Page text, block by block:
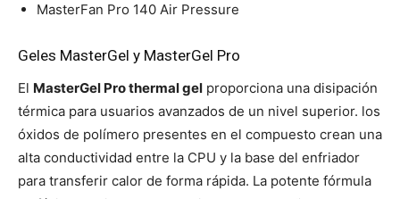
MasterFan Pro 140 Air Pressure
Geles MasterGel y MasterGel Pro
El MasterGel Pro thermal gel proporciona una disipación
térmica para usuarios avanzados de un nivel superior. los
óxidos de polímero presentes en el compuesto crean una
alta conductividad entre la CPU y la base del enfriador
para transferir calor de forma rápida. La potente fórmula